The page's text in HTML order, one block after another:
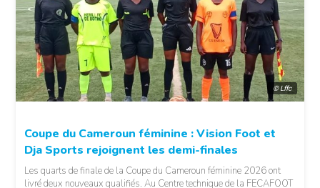
© Lffc
Coupe du Cameroun féminine : Vision Foot et
Dja Sports rejoignent les demi-finales
Les quarts de finale de la Coupe du Cameroun féminine 2026 ont
livré deux nouveaux qualifiés. Au Centre technique de la FECAFOOT